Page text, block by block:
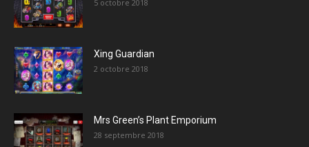
5 octobre 2018
Xing Guardian
2 octobre 2018
Mrs Green’s Plant Emporium
28 septembre 2018